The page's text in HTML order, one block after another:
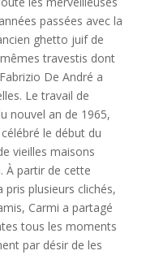
passées avec la
ghetto juif de
travestis dont
De André a
Le travail de
nouvel an de 1965,
le début du
vieilles maisons
À partir de cette
pris plusieurs clichés,
Carmi a partagé
tous les moments
par désir de les